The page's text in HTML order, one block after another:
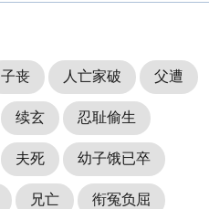
子丧 人亡家破 父遭
续玄 忍耻偷生
夫死 幼子饿已卒
兄亡 衔冤负屈